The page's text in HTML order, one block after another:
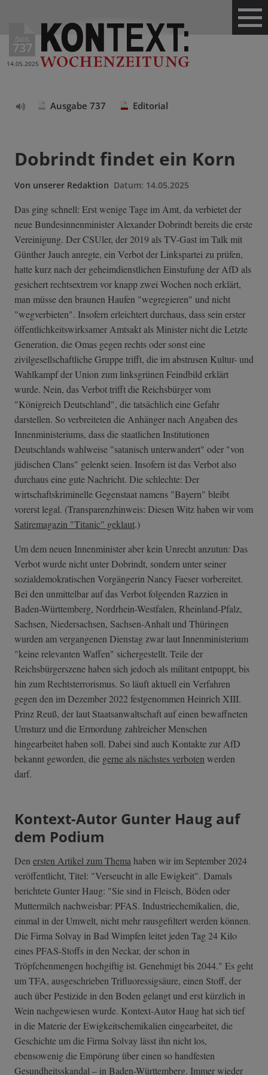
Ausg.
737
14.05.2025
Ausgabe 737 Editorial
Dobrindt findet ein Korn
Von unserer Redaktion Datum: 14.05.2025
Das ging schnell: Erst wenige Tage im Amt, da verbietet der
neue Bundesinnenminister Alexander Dobrindt bereits die erste
Vereinigung. Der CSUler, der 2019 als TV-Gast im Talk mit
Günther Jauch anregte, ein Verbot der Linkspartei zu prüfen,
hatte kurz nach der geheimdienstlichen Einstufung der AfD als
gesichert rechtsextrem vor knapp zwei Wochen noch erklärt,
man müsse den braunen Haufen "wegregieren" und nicht
"wegverbieten". Insofern erleichtert durchaus, dass sein erster
öffentlichkeitswirksamer Amtsakt als Minister nicht die Letzte
Generation, die Omas gegen rechts oder sonst eine
zivilgesellschaftliche Gruppe trifft, die im abstrusen Kultur- und
Wahlkampf der Union zum linksgrünen Feindbild erklärt
wurde. Nein, das Verbot trifft die Reichsbürger vom
"Königreich Deutschland", die tatsächlich eine Gefahr
darstellen. So verbreiteten die Anhänger nach Angaben des
Innenministeriums, dass die staatlichen Institutionen
Deutschlands wahlweise "satanisch unterwandert" oder "von
jüdischen Clans" gelenkt seien. Insofern ist das Verbot also
durchaus eine gute Nachricht. Die schlechte: Der
wirtschaftskriminelle Gegenstaat namens "Bayern" bleibt
vorerst legal. (Transparenzhinweis: Diesen Witz haben wir vom
Satiremagazin "Titanic" geklaut.)
Um dem neuen Innenminister aber kein Unrecht anzutun: Das
Verbot wurde nicht unter Dobrindt, sondern unter seiner
sozialdemokratischen Vorgängerin Nancy Faeser vorbereitet.
Bei den unmittelbar auf das Verbot folgenden Razzien in
Baden-Württemberg, Nordrhein-Westfalen, Rheinland-Pfalz,
Sachsen, Niedersachsen, Sachsen-Anhalt und Thüringen
wurden am vergangenen Dienstag zwar laut Innenministerium
"keine relevanten Waffen" sichergestellt. Teile der
Reichsbürgerszene haben sich jedoch als militant entpuppt, bis
hin zum Rechtsterrorismus. So läuft aktuell ein Verfahren
gegen den im Dezember 2022 festgenommen Heinrich XIII.
Prinz Reuß, der laut Staatsanwaltschaft auf einen bewaffneten
Umsturz und die Ermordung zahlreicher Menschen
hingearbeitet haben soll. Dabei sind auch Kontakte zur AfD
bekannt geworden, die gerne als nächstes verbotenwerden
darf.
Kontext-Autor Gunter Haug auf
dem Podium
Denersten Artikel zum Themahaben wir im September 2024
veröffentlicht, Titel: "Verseucht in alle Ewigkeit". Damals
berichtete Gunter Haug: "Sie sind in Fleisch, Böden oder
Muttermilch nachweisbar: PFAS. Industriechemikalien, die,
einmal in der Umwelt, nicht mehr rausgefiltert werden können.
Die Firma Solvay in Bad Wimpfen leitet jeden Tag 24 Kilo
eines PFAS-Stoffs in den Neckar, der schon in
Tröpfchenmengen hochgiftig ist. Genehmigt bis 2044." Es geht
um TFA, ausgeschrieben Trifluoressigsäure, einen Stoff, der
auch über Pestizide in den Boden gelangt und erst kürzlich in
Wein nachgewiesen wurde. Kontext-Autor Haug hat sich tief
in die Materie der Ewigkeitschemikalien eingearbeitet, die
Geschichte um die Firma Solvay lässt ihn nicht los,
ebensowenig die Empörung über einen so handfesten
Gesundheitsskandal – in Baden-Württemberg. Immer wieder